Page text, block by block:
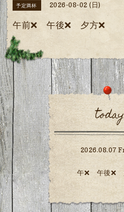
予定満杯 2026-08-02 (日)
午前❌️ 午後❌️ 夕方❌️
today
2026.08.07
午❌ 午後❌